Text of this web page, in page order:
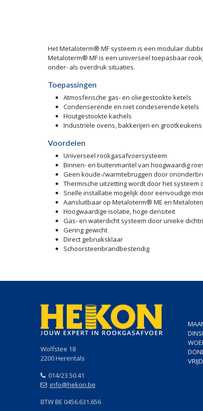
Het Metaloterm® MF systeem is een modulair
Metaloterm® MF is een universeel toepasbaar
onder- als overdruk situaties.
Toepassingen
Atmosferische gas- en oliegestookte ketels
Condenserende en niet condeserende ketels
Houtgestookte kachels
Industriële ovens, bakkerijen en grootkeukens
Voordelen
Universeel rookgasafvoersysteem
Binnen- en buitenmantel van hoogwaardig
Geen koude-/warmtebruggen door
Thermische uitzetting wordt door het systeem
Snelle installatie mogelijk door eenvoudige
Aansluitbaar op Metaloterm® ME en
Hoogwaardige isolatie, hoge densiteit
Gas- en waterdicht systeem door unieke
Gering gewicht
Direct gebruiksklaar
Schoorsteenbrandbestendig
Wolfstee 18
2200 Herentals
014/23.50.41
info@hekon.be
BTW BE 0456.631.656